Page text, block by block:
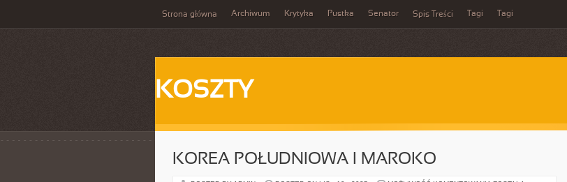
Strona główna Archiwum Krytyka Pustka Senator Spis Treści Tagi Tagi
KOSZTY
KOREA POŁUDNIOWA I MAROKO